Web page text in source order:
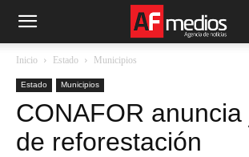
Inicio Estado Municipios
Estado Municipios
CONAFOR
de reforestación